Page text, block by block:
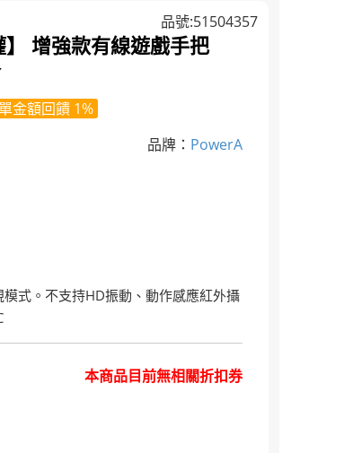
品號:51504357
增強款有線遊戲手把
金額回饋 1%
品牌： PowerA
式。不支持HD振動、動作感應紅外攝
本商品目前無相關折扣券